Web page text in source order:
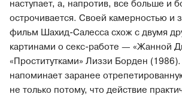
наступает, а, напротив, все больше и
острочивается. Своей камерностью и
фильм Шахид-Салесса схож с двумя
картинами о секс-работе — «Жанной
«Проститутками» Лиззи Борден
напоминает заранее
не только потому, что действие